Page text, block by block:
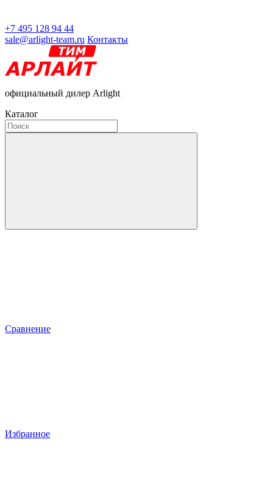
+7 495 128 94 44
sale@arlight-team.ru Контакты
официальный дилер Arlight
Каталог
Сравнение
Избранное